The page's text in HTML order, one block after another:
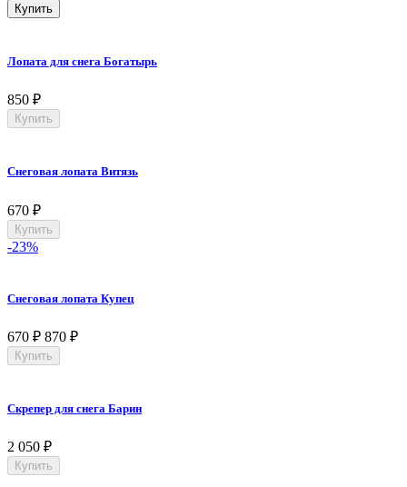
Купить
Лопата для снега Богатырь
850 ₽
Купить
Снеговая лопата Витязь
670 ₽
Купить
-23%
Снеговая лопата Купец
670 ₽ 870 ₽
Купить
Скрепер для снега Барин
2 050 ₽
Купить